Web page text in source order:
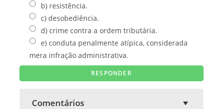
b) resistência.
c) desobediência.
d) crime contra a ordem tributária.
e) conduta penalmente atípica, considerada
mera infração administrativa.
Comentários